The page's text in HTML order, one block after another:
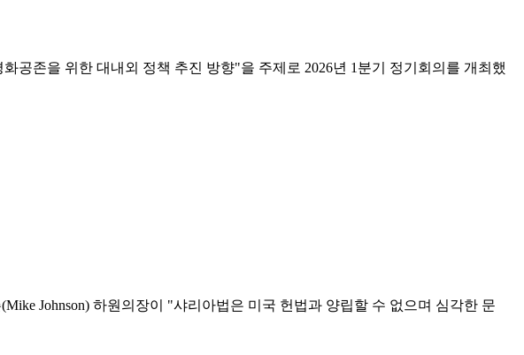
공존을 위한 대내외 정책 추진 방향"을 주제로 2026년 1분기 정기회의를 개최했
Johnson) 하원의장이 "샤리아법은 미국 헌법과 양립할 수 없으며 심각한 문